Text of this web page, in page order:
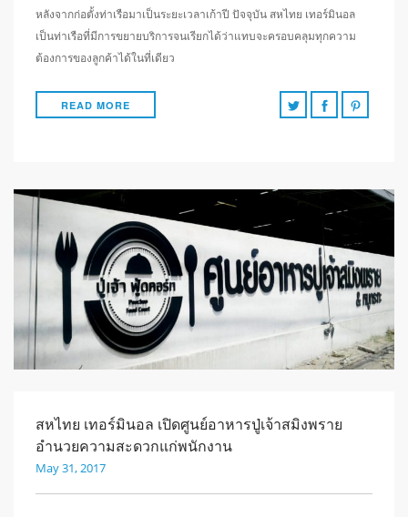
หลังจากก่อตั้งท่าเรือมาเป็นระยะเวลาเก้าปี ปัจจุบัน สหไทย เทอร์มินอล
เป็นท่าเรือที่มีการขยายบริการจนเรียกได้ว่าแทบจะครอบคลุมทุกความ
ต้องการของลูกค้าได้ในที่เดียว
READ MORE
สหไทย เทอร์มินอล เปิดศูนย์อาหารปู่เจ้าสมิงพราย
อำนวยความสะดวกแก่พนักงาน
May 31, 2017